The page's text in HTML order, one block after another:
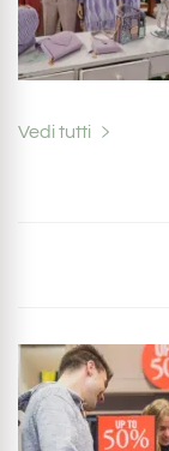
Vedi tutti